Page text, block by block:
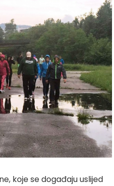
koje se događaju uslijed